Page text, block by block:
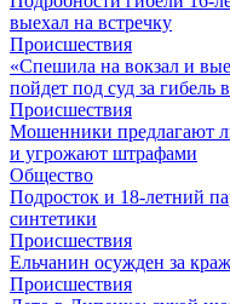
выехал на встречку
Происшествия
«Спешила на вокзал и
пойдет под суд за гибель
Происшествия
Мошенники предлагают
и угрожают штрафами
Общество
Подросток и 18-летний
синтетики
Происшествия
Ельчанин осужден за
Происшествия